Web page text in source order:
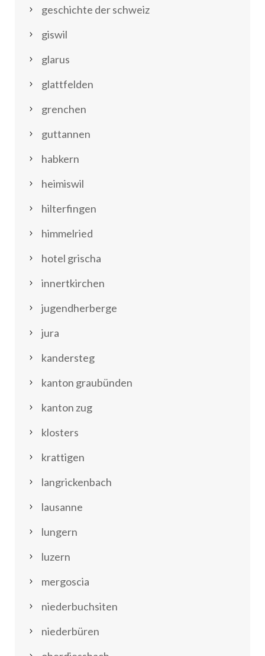
geschichte der schweiz
giswil
glarus
glattfelden
grenchen
guttannen
habkern
heimiswil
hilterfingen
himmelried
hotel grischa
innertkirchen
jugendherberge
jura
kandersteg
kanton graubünden
kanton zug
klosters
krattigen
langrickenbach
lausanne
lungern
luzern
mergoscia
niederbuchsiten
niederbüren